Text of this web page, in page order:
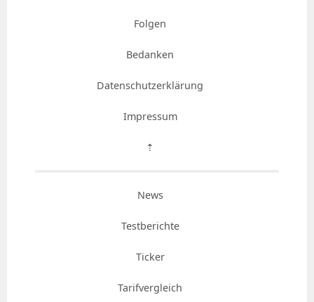
Folgen
Bedanken
Datenschutzerklärung
Impressum
⇡
News
Testberichte
Ticker
Tarifvergleich